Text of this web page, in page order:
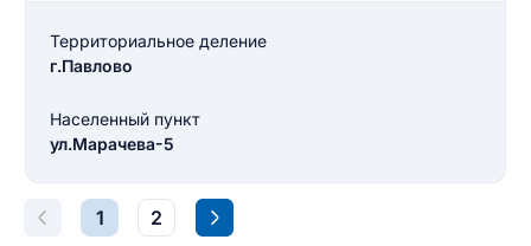
Территориальное деление
г.Павлово
Населенный пункт
ул.Марачева-5
1 2
Текст отзыва
Введите свой номер телефона
0/500
Название населенного пункта
НАЙТИ МЕНЯ